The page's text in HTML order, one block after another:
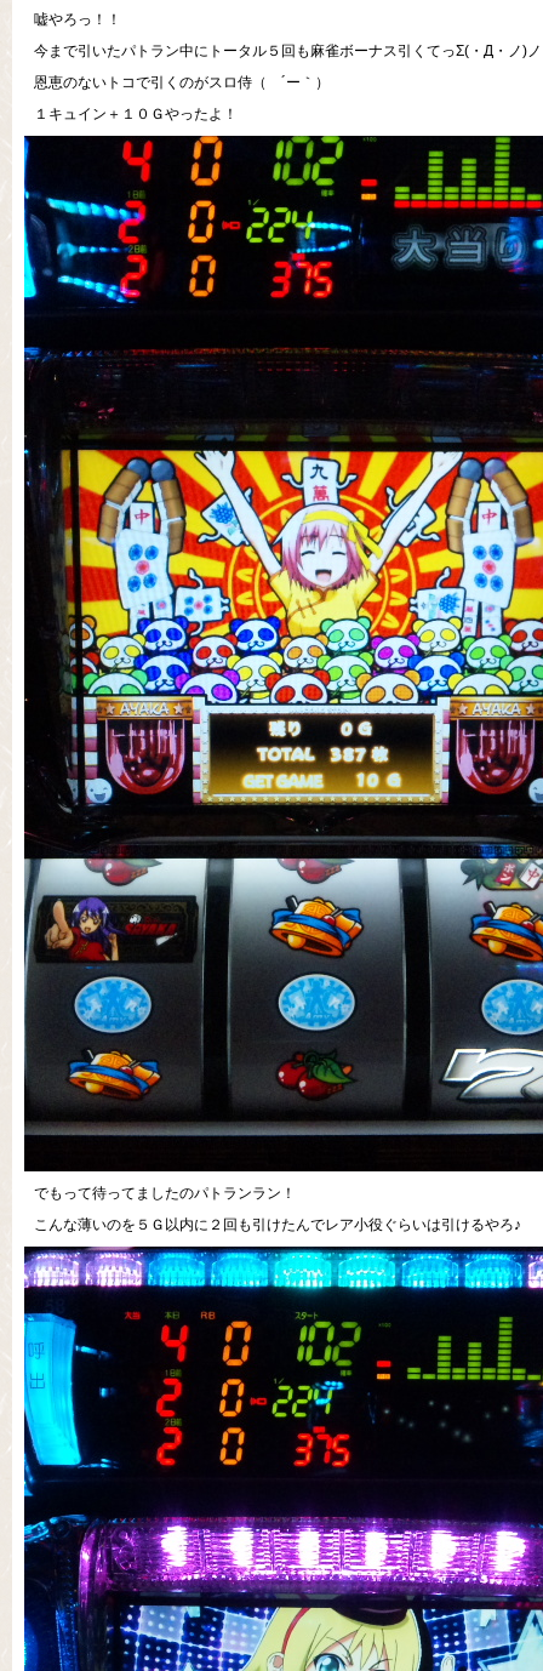
嘘やろっ！！
今まで引いたパトラン中にトータル５回も麻雀ボーナス引くてっΣ(・Д・ノ)ノ
恩恵のないトコで引くのがスロ侍（ ´ー｀）
１キュイン＋１０Ｇやったよ！
でもって待ってましたのパトランラン！
こんな薄いのを５Ｇ以内に２回も引けたんでレア小役ぐらいは引けるやろ♪